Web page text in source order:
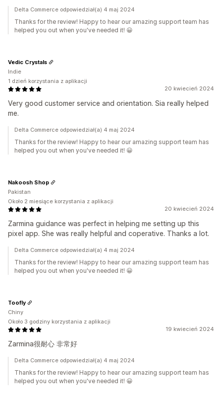
Delta Commerce odpowiedział(a) 4 maj 2024
Thanks for the review! Happy to hear our amazing support team has
helped you out when you've needed it! 😀
20 kwiecień 2024
Very good customer service and orientation. Sia really helped
me.
Vedic Crystals
Indie
1 dzień korzystania z aplikacji
Delta Commerce odpowiedział(a) 4 maj 2024
Thanks for the review! Happy to hear our amazing support team has
helped you out when you've needed it! 😀
20 kwiecień 2024
Zarmina guidance was perfect in helping me setting up this
pixel app. She was really helpful and coperative. Thanks a lot.
Nakoosh Shop
Pakistan
Około 2 miesiące korzystania z aplikacji
Delta Commerce odpowiedział(a) 4 maj 2024
Thanks for the review! Happy to hear our amazing support team has
helped you out when you've needed it! 😀
19 kwiecień 2024
Zarmina很耐心 非常好
Toofly
Chiny
Około 3 godziny korzystania z aplikacji
Delta Commerce odpowiedział(a) 4 maj 2024
Thanks for the review! Happy to hear our amazing support team has
helped you out when you've needed it! 😀